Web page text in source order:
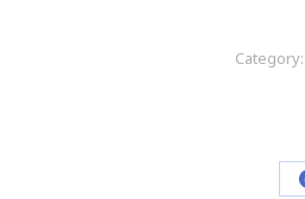
Category: